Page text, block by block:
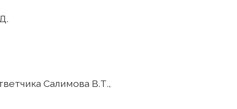
Салимова В.Т.,